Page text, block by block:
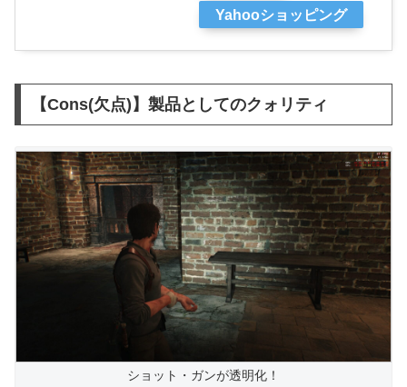
Yahooショッピング
【Cons(欠点)】製品としてのクォリティ
ショット・ガンが透明化！